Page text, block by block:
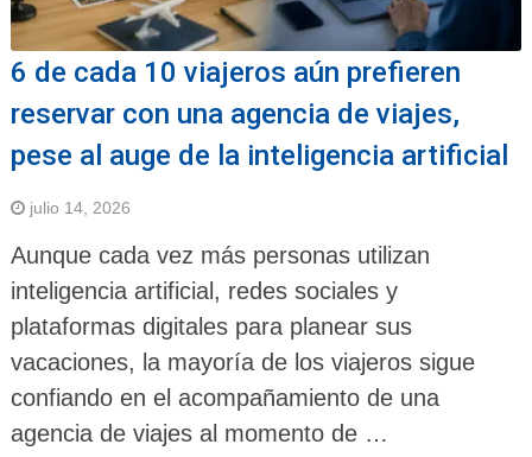
6 de cada 10 viajeros aún prefieren
reservar con una agencia de viajes,
pese al auge de la inteligencia artificial
julio 14, 2026
Aunque cada vez más personas utilizan
inteligencia artificial, redes sociales y
plataformas digitales para planear sus
vacaciones, la mayoría de los viajeros sigue
confiando en el acompañamiento de una
agencia de viajes al momento de …